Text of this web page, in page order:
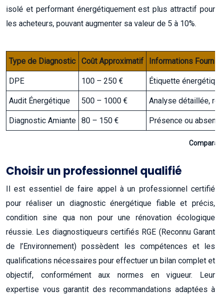
isolé et performant énergétiquement est plus attractif pour
les acheteurs, pouvant augmenter sa valeur de 5 à 10%.
Type de Diagnostic Coût Approximatif Informations
DPE 100 – 250 € Étiquette
Audit Énergétique 500 – 1000 € Analyse détaillée,
Diagnostic Amiante 80 – 150 € Présence ou
Choisir un professionnel qualifié
Il est essentiel de faire appel à un professionnel certifié
pour réaliser un diagnostic énergétique fiable et précis,
condition sine qua non pour une rénovation écologique
réussie. Les diagnostiqueurs certifiés RGE (Reconnu Garant
de l’Environnement) possèdent les compétences et les
qualifications nécessaires pour effectuer un bilan complet et
objectif, conformément aux normes en vigueur. Leur
expertise vous garantit des recommandations adaptées à